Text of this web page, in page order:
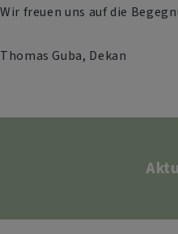
Wir freuen uns auf die
Thomas Guba, Dekan